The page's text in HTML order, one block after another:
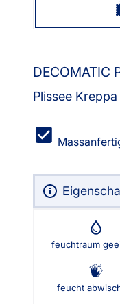
DECOMATIC
Plissee Kreppa
feuchtraum
feucht